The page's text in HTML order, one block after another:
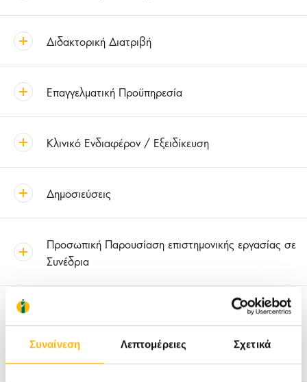
Συναίνεση Λεπτομέρειες Σχετικά
Διδακτορική Διατριβή
Επαγγελματική Προϋπηρεσία
Κλινικό Ενδιαφέρον / Εξειδίκευση
Δημοσιεύσεις
Προσωπική Παρουσίαση επιστημονικής εργασίας σε
Συνέδρια
Μέλος Επιστημονικών και Επαγγελματικών
Εταιρειών